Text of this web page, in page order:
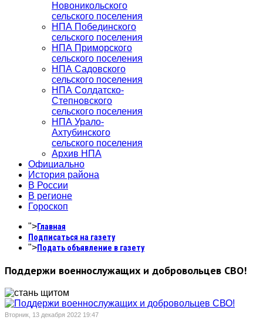
Новоникольского
сельского поселения
НПА Побединского
сельского поселения
НПА Приморского
сельского поселения
НПА Садовского
сельского поселения
НПА Солдатско-
Степновского
сельского поселения
НПА Урало-
Ахтубинского
сельского поселения
Архив НПА
Официально
История района
В России
В регионе
Гороскоп
">Главная
Подписаться на газету
">Подать объявление в газету
Поддержи военнослужащих и добровольцев СВО!
Вторник, 13 декабря 2022 19:47